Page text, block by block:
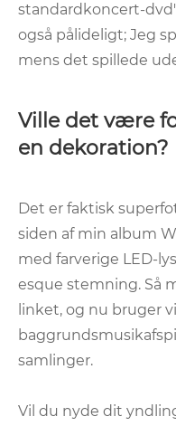
standardkoncert-
også pålideligt; Jeg
mens det spillede
Ville det være
en dekoration?
Det er faktisk
siden af ​​min album
med farverige LED-
esque stemning. Så
linket, og nu bruger
samlinger.
Vil du nyde dit